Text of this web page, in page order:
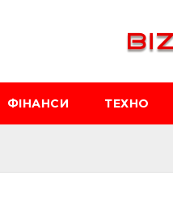
ФІНАНСИ ТЕХНО